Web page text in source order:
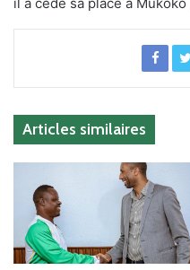
Articles similaires